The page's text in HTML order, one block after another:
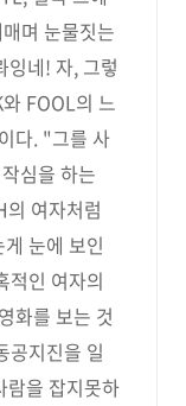
며 눈물짓는
네! 자, 그렇
FOOL의 느
다. "그를 사
심을 하는
여자처럼
눈에 보인
적인 여자의
화를 보는 것
공지진을 일
람을 잡지못하